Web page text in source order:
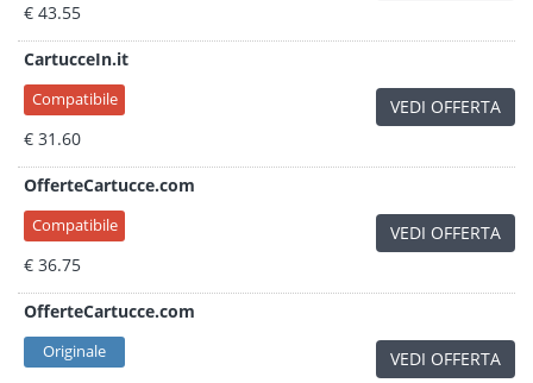
€ 43.55
CartucceIn.it
Compatibile
€ 31.60
VEDI OFFERTA
OfferteCartucce.com
Compatibile
€ 36.75
VEDI OFFERTA
OfferteCartucce.com
Originale VEDI OFFERTA